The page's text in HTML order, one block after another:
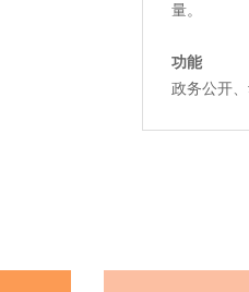
量。
功能
政务公开